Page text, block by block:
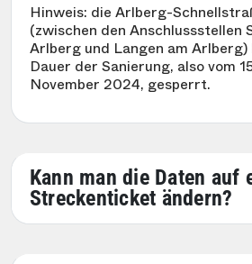
Hinweis: die Arlberg-
(zwischen den Anschlussstellen
Arlberg und Langen am
Dauer der Sanierung, also vom
November 2024, gesperrt.
Kann man die Daten auf einem
Streckenticket ändern?